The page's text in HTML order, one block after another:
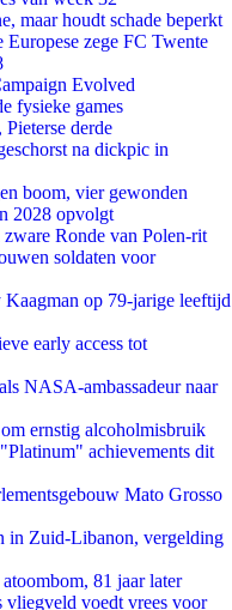
maar houdt schade beperkt
zege FC Twente
Evolved
fysieke games
derde
na dickpic in
boom, vier gewonden
2028 opvolgt
Ronde van Polen-rit
soldaten voor
op 79-jarige leeftijd
early access tot
NASA-ambassadeur naar
ernstig alcoholmisbruik
achievements dit
Mato Grosso
in Zuid-Libanon, vergelding
81 jaar later
voedt vrees voor